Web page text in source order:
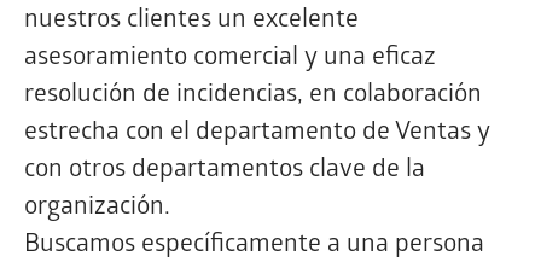
nuestros clientes un excelente
asesoramiento comercial y una eficaz
resolución de incidencias, en colaboración
estrecha con el departamento de Ventas y
con otros departamentos clave de la
organización.
Buscamos específicamente a una persona